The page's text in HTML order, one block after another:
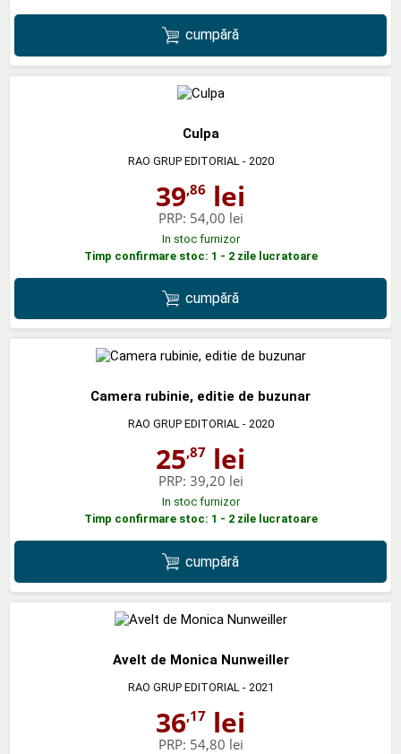
cumpără
Culpa
RAO GRUP EDITORIAL - 2020
39,86 lei
PRP: 54,00 lei
In stoc furnizor
Timp confirmare stoc: 1 - 2 zile lucratoare
cumpără
Camera rubinie, editie de buzunar
RAO GRUP EDITORIAL- 2020
25,87 lei
PRP: 39,20 lei
In stoc furnizor
Timp confirmare stoc: 1 - 2 zile lucratoare
cumpără
Avelt de Monica Nunweiller
RAO GRUP EDITORIAL- 2021
36,17 lei
PRP: 54,80 lei